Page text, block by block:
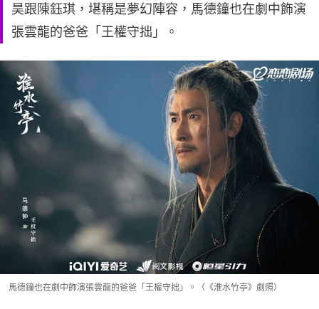
昊跟陳鈺琪，堪稱是夢幻陣容，馬德鐘也在劇中飾演
張雲龍的爸爸「王權守拙」。
馬德鐘也在劇中飾演張雲龍的爸爸「王權守拙」。（《淮水竹亭》劇照）